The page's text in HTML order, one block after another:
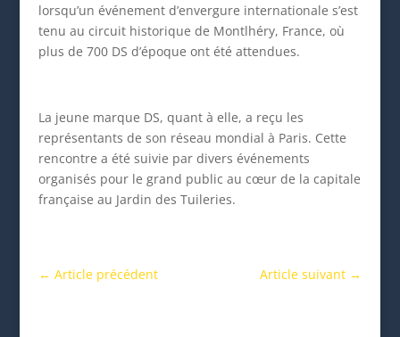
lorsqu’un événement d’envergure internationale s’est
tenu au circuit historique de Montlhéry, France, où
plus de 700 DS d’époque ont été attendues.
La jeune marque DS, quant à elle, a reçu les
représentants de son réseau mondial à Paris. Cette
rencontre a été suivie par divers événements
organisés pour le grand public au cœur de la capitale
française au Jardin des Tuileries.
← Article précédent Article suivant →